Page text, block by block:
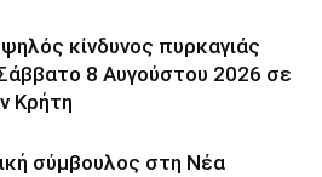
κίνδυνος πυρκαγιάς
8 Αυγούστου 2026 σε
Κρήτη
σύμβουλος στη Νέα